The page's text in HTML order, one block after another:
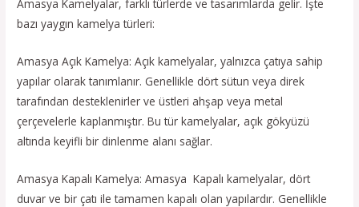
Amasya Kamelyalar, farklı türlerde ve tasarımlarda gelir. İşte
bazı yaygın kamelya türleri:
Amasya Açık Kamelya: Açık kamelyalar, yalnızca çatıya sahip
yapılar olarak tanımlanır. Genellikle dört sütun veya direk
tarafından desteklenirler ve üstleri ahşap veya metal
çerçevelerle kaplanmıştır. Bu tür kamelyalar, açık gökyüzü
altında keyifli bir dinlenme alanı sağlar.
Amasya Kapalı Kamelya: Amasya Kapalı kamelyalar, dört
duvar ve bir çatı ile tamamen kapalı olan yapılardır. Genellikle